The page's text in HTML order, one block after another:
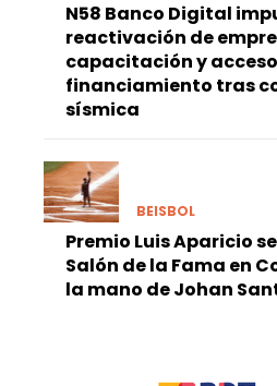
N58 Banco Digital
reactivación de
capacitación y
financiamiento tras
sísmica
BEISBOL
Premio Luis Aparicio
Salón de la Fama en
la mano de Johan